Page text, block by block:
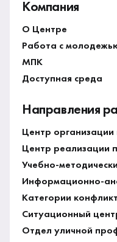
Компания
О Центре
Работа с
МПК
Доступная среда
Направления
Центр
Центр реализации
Учебно-
Информационно-
Категории
Ситуационный
Отдел уличной